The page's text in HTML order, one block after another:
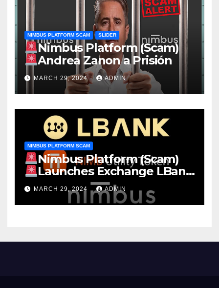
NIMBUS PLATFORM SCAM SLIDER
Nimbus Platform (Scam)
Andrea Zanon a Prisión
MARCH 29, 2024 ADMIN
NIMBUS PLATFORM SCAM
Nimbus Platform (Scam)
Launches Exchange LBank
EARN Stake NIMB 22.13% APY
MARCH 29, 2024 ADMIN